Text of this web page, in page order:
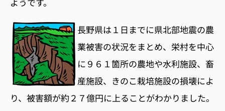
長野県は１日までに県北部地震の農
業被害の状況をまとめ、栄村を中心
に９６１箇所の農地や水利施設、畜
産施設、きのこ栽培施設の損壊によ
り、被害額が約２７億円に上ることがわかりました。